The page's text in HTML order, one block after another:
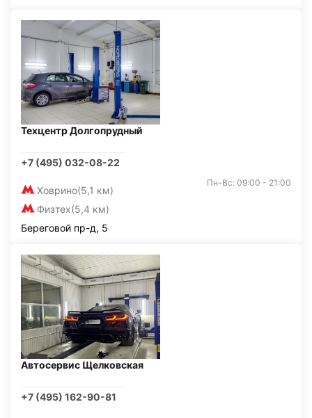
Техцентр Долгопрудный
+7 (495) 032-08-22
Ховрино(5,1 км)
Физтех(5,4 км)
Пн-Вс: 09:00 - 21:00
Береговой пр-д, 5
Автосервис Щелковская
+7 (495) 162-90-81